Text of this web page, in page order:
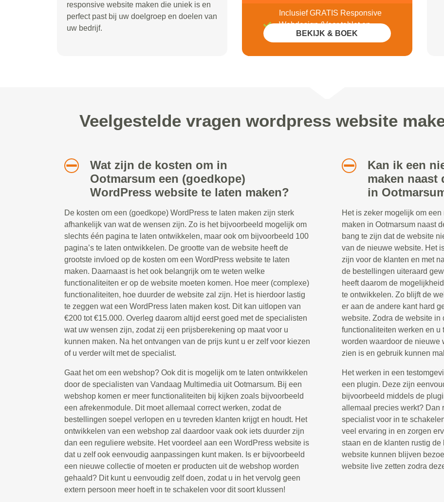
responsive website maken die uniek is en
perfect past bij uw doelgroep en doelen van
uw bedrijf.
Inclusief GRATIS Responsive
Webdesign (Voor tablet en
mobile)BEKIJK & BOEK
Veelgestelde vragen wordpress website
Wat zijn de kosten om in
Ootmarsum een (goedkope)
WordPress website te laten maken?
De kosten om een (goedkope) WordPress te laten maken zijn sterk
afhankelijk van wat de wensen zijn. Zo is het bijvoorbeeld mogelijk om
slechts één pagina te laten ontwikkelen, maar ook om bijvoorbeeld 100
pagina’s te laten ontwikkelen. De grootte van de website heeft de
grootste invloed op de kosten om een WordPress website te laten
maken. Daarnaast is het ook belangrijk om te weten welke
functionaliteiten er op de website moeten komen. Hoe meer (complexe)
functionaliteiten, hoe duurder de website zal zijn. Het is hierdoor lastig
te zeggen wat een WordPress laten maken kost. Dit kan uitlopen van
€200 tot €15.000. Overleg daarom altijd eerst goed met de specialisten
wat uw wensen zijn, zodat zij een prijsberekening op maat voor u
kunnen maken. Na het ontvangen van de prijs kunt u er zelf voor kiezen
of u verder wilt met de specialist.
Gaat het om een webshop? Ook dit is mogelijk om te laten ontwikkelen
door de specialisten van Vandaag Multimedia uit Ootmarsum. Bij een
webshop komen er meer functionaliteiten bij kijken zoals bijvoorbeeld
een afrekenmodule. Dit moet allemaal correct werken, zodat de
bestellingen soepel verlopen en u tevreden klanten krijgt en houdt. Het
ontwikkelen van een webshop zal daardoor vaak ook iets duurder zijn
dan een reguliere website. Het voordeel aan een WordPress website is
dat u zelf ook eenvoudig aanpassingen kunt maken. Is er bijvoorbeeld
een nieuwe collectie of moeten er producten uit de webshop worden
gehaald? Dit kunt u eenvoudig zelf doen, zodat u in het vervolg geen
extern persoon meer hoeft in te schakelen voor dit soort klussen!
Kan ik een
maken naast
in
Het is zeker mogelijk om
maken in Ootmarsum naast
bang te zijn dat de website
van de nieuwe website. Het
zijn voor de klanten en met
de bestellingen uiteraard
heeft daarom de
te ontwikkelen. Zo blijft de
er aan de andere kant hard
website. Zodra de website
functionaliteiten werken en u
worden waardoor de nieuwe
zien is en gebruik kunnen
Het werken in een
een plugin. Deze zijn
bijvoorbeeld middels de
allemaal precies werkt? Dan
specialist voor in te
veel ervaring in en zorgen
staan en de klanten rustig
website kunnen blijven
website live zetten zodra